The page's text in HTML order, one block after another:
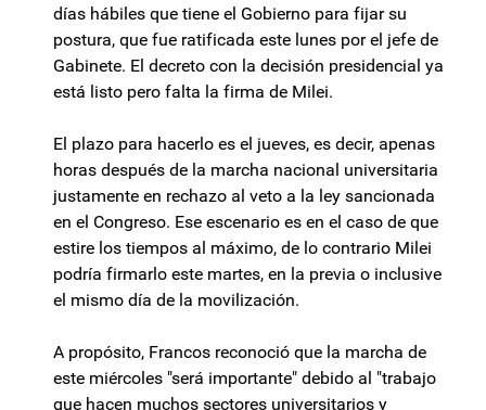
días hábiles que tiene el Gobierno para fijar su
postura, que fue ratificada este lunes por el jefe de
Gabinete. El decreto con la decisión presidencial ya
está listo pero falta la firma de Milei.
El plazo para hacerlo es el jueves, es decir, apenas
horas después de la marcha nacional universitaria
justamente en rechazo al veto a la ley sancionada
en el Congreso. Ese escenario es en el caso de que
estire los tiempos al máximo, de lo contrario Milei
podría firmarlo este martes, en la previa o inclusive
el mismo día de la movilización.
A propósito, Francos reconoció que la marcha de
este miércoles "será importante" debido al "trabajo
que hacen muchos sectores universitarios y